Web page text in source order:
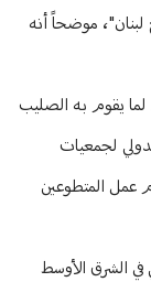
لبنان"، موضحاً أنه
لما يقوم به الصليب
لجمعيات
عمل المتطوعين
في الشرق الأوسط